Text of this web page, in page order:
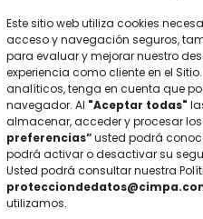
Este sitio web utiliza cookies
acceso y navegación seguros,
para evaluar y mejorar nuestro
experiencia como cliente en el
analíticos, tenga en cuenta que
navegador. Al "Aceptar todas"
almacenar, acceder y procesar
preferencias”usted podrá
podrá activar o desactivar su
Usted podrá consultar nuestra
utilizamos.
artificales